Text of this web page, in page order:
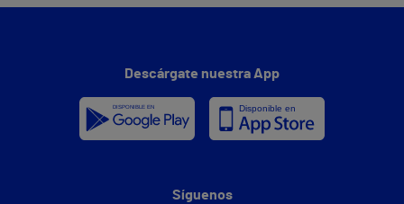
Descárgate nuestra App
Síguenos